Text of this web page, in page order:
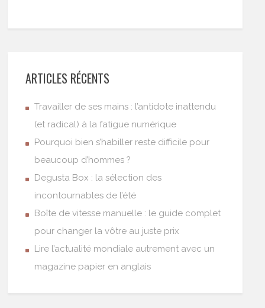
ARTICLES RÉCENTS
Travailler de ses mains : l’antidote inattendu
(et radical) à la fatigue numérique
Pourquoi bien s’habiller reste difficile pour
beaucoup d’hommes ?
Degusta Box : la sélection des
incontournables de l’été
Boîte de vitesse manuelle : le guide complet
pour changer la vôtre au juste prix
Lire l’actualité mondiale autrement avec un
magazine papier en anglais